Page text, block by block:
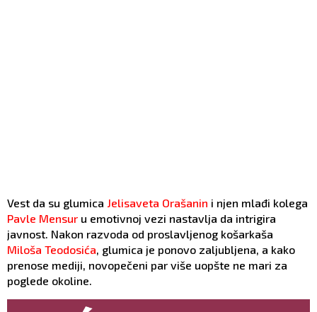
Vest da su glumica Jelisaveta Orašanin i njen mlađi kolega
Pavle Mensur u emotivnoj vezi nastavlja da intrigira
javnost. Nakon razvoda od proslavljenog košarkaša
Miloša Teodosića, glumica je ponovo zaljubljena, a kako
prenose mediji, novopečeni par više uopšte ne mari za
poglede okoline.